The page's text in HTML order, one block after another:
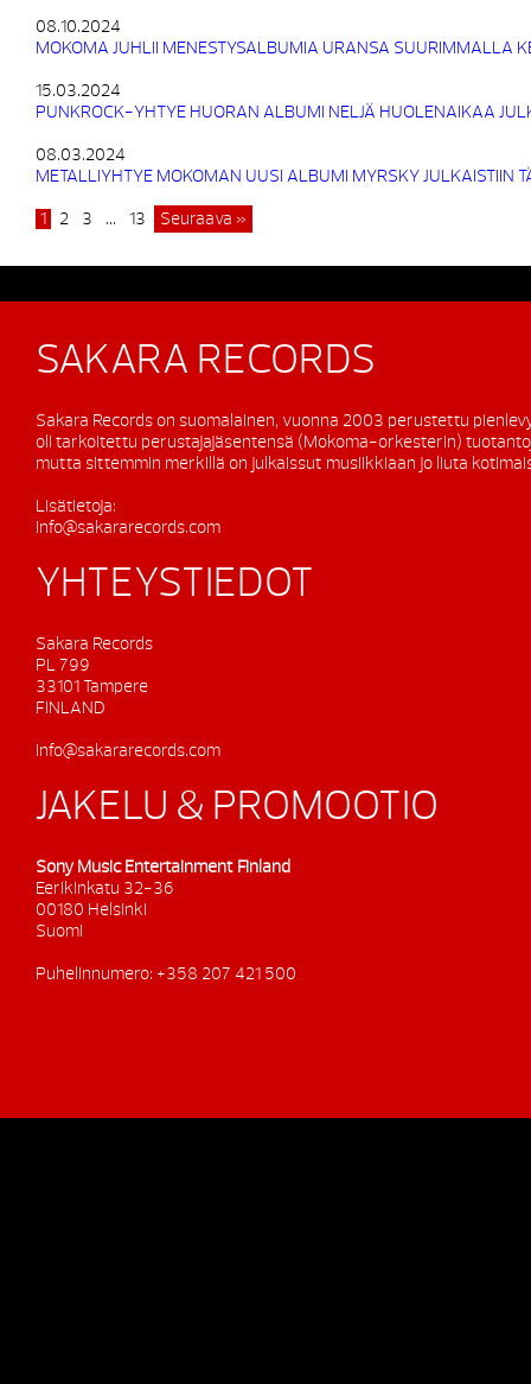
08.10.2024
MOKOMA JUHLII MENESTYSALBUMIA URANSA SUURIMMALLA
15.03.2024
PUNKROCK-YHTYE HUORAN ALBUMI NELJÄ HUOLENAIKAA
08.03.2024
METALLIYHTYE MOKOMAN UUSI ALBUMI MYRSKY JULKAISTIIN
1 2 3 … 13 Seuraava »
SAKARA RECORDS
Sakara Records on suomalainen, vuonna 2003 perustettu
oli tarkoitettu perustajajäsentensä (Mokoma-orkesterin)
mutta sittemmin merkillä on julkaissut musiikkiaan jo liuta
Lisätietoja:
info@sakararecords.com
YHTEYSTIEDOT
Sakara Records
PL 799
33101 Tampere
FINLAND
info@sakararecords.com
JAKELU & PROMOOTIO
Sony Music Entertainment Finland
Eerikinkatu 32-36
00180 Helsinki
Suomi
Puhelinnumero: +358 207 421 500